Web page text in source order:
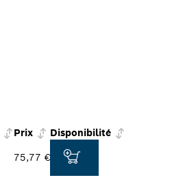
Prix
Disponibilité
75,77 €